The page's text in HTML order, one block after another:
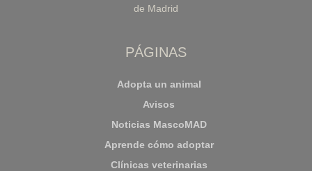
de Madrid
PÁGINAS
Adopta un animal
Avisos
Noticias MascoMAD
Aprende cómo adoptar
Clínicas veterinarias